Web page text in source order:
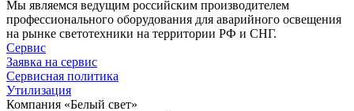
Мы являемся ведущим российским производителем
профессионального оборудования для аварийного освещения
на рынке светотехники на территории РФ и СНГ.
Сервис
Заявка на сервис
Сервисная политика
Утилизация
Компания «Белый свет»